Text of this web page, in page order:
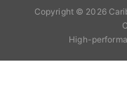
Copyright © 2026
High-